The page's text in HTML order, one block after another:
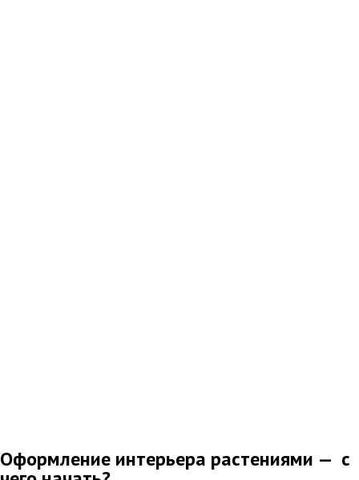
Оформление интерьера растениями — с